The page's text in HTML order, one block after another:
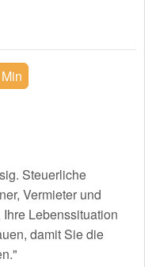
Steuerliche
Vermieter und
Lebenssituation
damit Sie die